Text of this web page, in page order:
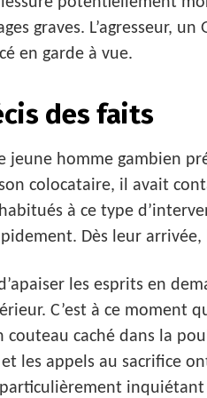
graves. L’agresseur,
en garde à vue.
des faits
jeune homme gambien
colocataire, il avait
à ce type
Dès leur
les esprits en
C’est à ce moment
caché dans la
les appels au sacrifice
inquiétant